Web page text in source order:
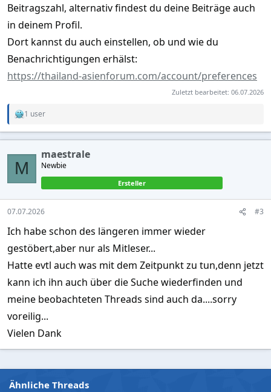
Beitragszahl, alternativ findest du deine Beiträge auch
in deinem Profil.
Dort kannst du auch einstellen, ob und wie du
Benachrichtigungen erhälst:
https://thailand-asienforum.com/account/preferences
Zuletzt bearbeitet: 06.07.2026
R
a
t
o
n
1 user
M
maestrale
Newbie
Ersteller
07.07.2026 #3
Ich habe schon des längeren immer wieder
gestöbert,aber nur als Mitleser...
Hatte evtl auch was mit dem Zeitpunkt zu tun,denn jetzt
kann ich ihn auch über die Suche wiederfinden und
meine beobachteten Threads sind auch da....sorry
voreilig...
Vielen Dank
Ähnliche Threads